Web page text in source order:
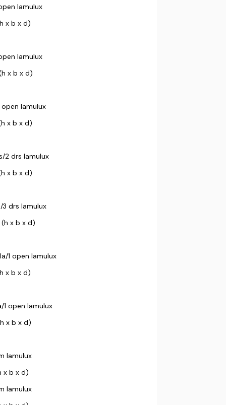
lamulux
x b x d)
lamulux
x b x d)
lamulux
x b x d)
2 drs lamulux
x b x d)
drs lamulux
x b x d)
1 open lamulux
x b x d)
1 open lamulux
x b x d)
lamulux
x b x d)
lamulux